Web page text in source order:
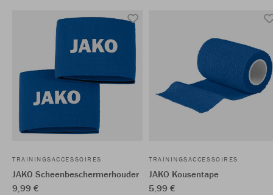
TRAININGSACCESSOIRES
JAKO Scheenbeschermerhouder
9,99 €
TRAININGSACCESSOIRES
JAKO Kousentape
5,99 €